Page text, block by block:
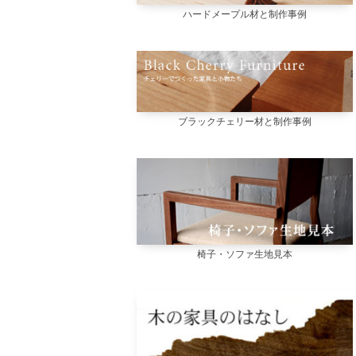
ハードメープル材と制作事例
ブラックチェリー材と制作事例
椅子・ソファ生地見本